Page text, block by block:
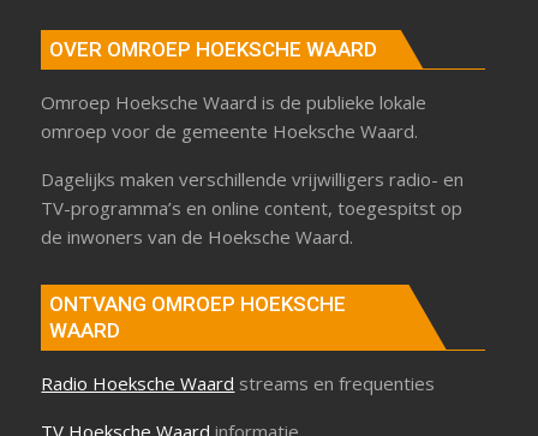
OVER OMROEP HOEKSCHE WAARD
Omroep Hoeksche Waard is de publieke lokale
omroep voor de gemeente Hoeksche Waard.
Dagelijks maken verschillende vrijwilligers radio- en
TV-programma’s en online content, toegespitst op
de inwoners van de Hoeksche Waard.
ONTVANG OMROEP HOEKSCHE
WAARD
Radio Hoeksche Waard streams en frequenties
TV Hoeksche Waard informatie